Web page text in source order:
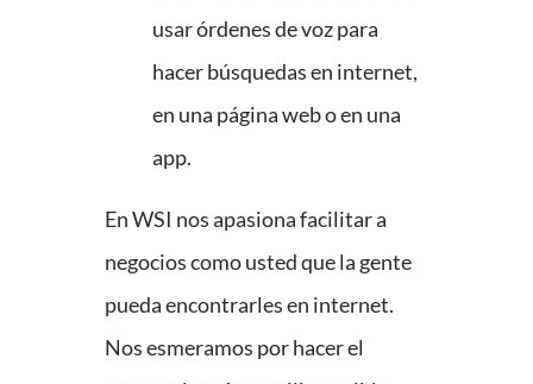
usar órdenes de voz para
hacer búsquedas en internet,
en una página web o en una
app.
En WSI nos apasiona facilitar a
negocios como usted que la gente
pueda encontrarles en internet.
Nos esmeramos por hacer el